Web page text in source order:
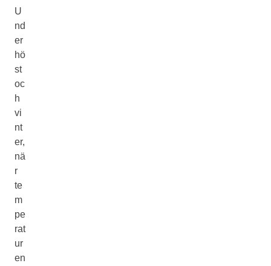
U
nd
er
hö
st
oc
h
vi
nt
er,
nä
r
te
m
pe
rat
ur
en